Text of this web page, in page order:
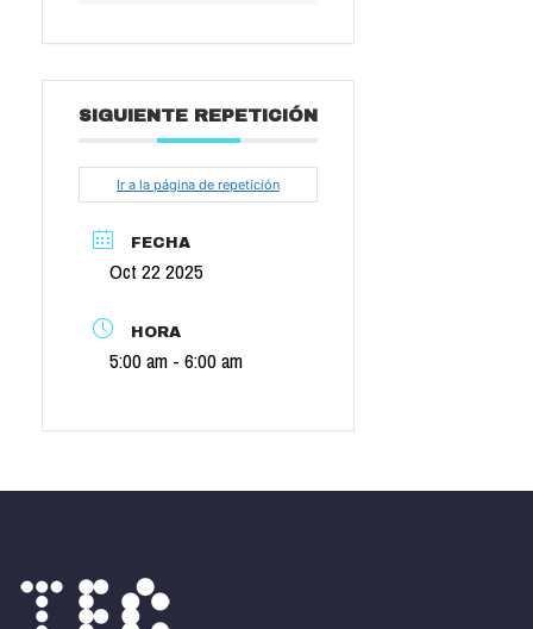
SIGUIENTE REPETICIÓN
Ir a la página de repetición
FECHA
Oct 22 2025
HORA
5:00 am - 6:00 am